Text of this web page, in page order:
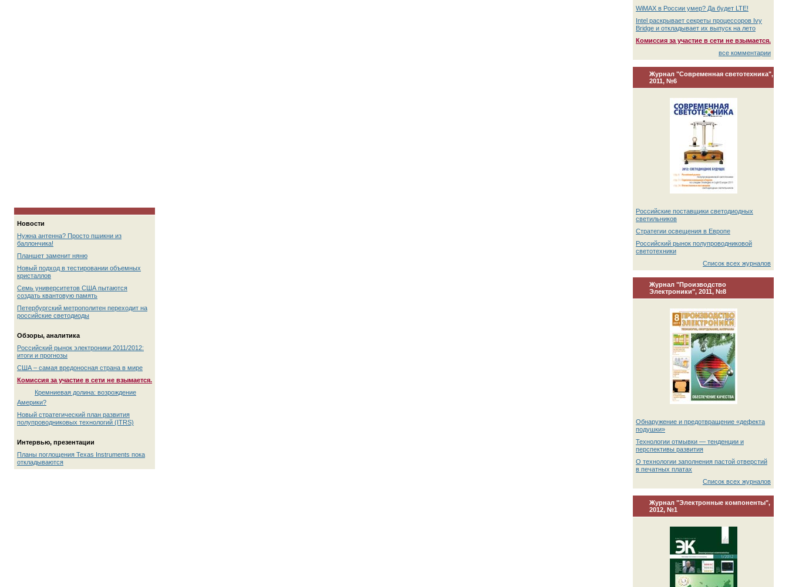
Новости
Нужна антенна? Просто пшикни из
баллончика!
Планшет заменит няню
Новый подход в тестировании объемных
кристаллов
Семь университетов США пытаются
создать квантовую память
Петербургский метрополитен переходит на
российские светодиоды
Обзоры, аналитика
Российский рынок электроники 2011/2012:
итоги и прогнозы
США – самая вредоносная страна в мире
Комиссия за участие в сети не взымается.
Кремниевая долина: возрождение
Америки?
Новый стратегический план развития
полупроводниковых технологий (ITRS)
Интервью, презентации
Планы поглощения Texas Instruments пока
откладываются
WiMAX в России умер? Да будет LTE!
Intel раскрывает секреты процессоров Ivy
Bridge и откладывает их выпуск на лето
Комиссия за участие в сети не взымается.
все комментарии
Журнал "Современная светотехника",
2011, №6
Российские поставщики светодиодных
светильников
Стратегии освещения в Европе
Российский рынок полупроводниковой
светотехники
Список всех журналов
Журнал "Производство
Электроники", 2011, №8
Обнаружение и предотвращение «дефекта
подушки»
Технологии отмывки — тенденции и
перспективы развития
О технологии заполнения пастой отверстий
в печатных платах
Список всех журналов
Журнал "Электронные компоненты",
2012, №1